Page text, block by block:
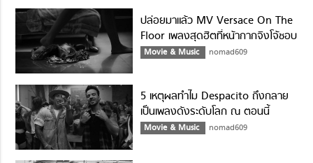
ปล่อยมาแล้ว MV Versace On The
Floor เพลงสุดฮิตที่หน้ากากจิงโจ้ชอบ
ร้อง
Movie & Music nomad609
5 เหตุผลทำไม Despacito ถึงกลาย
เป็นเพลงดังระดับโลก ณ ตอนนี้
Movie & Music nomad609